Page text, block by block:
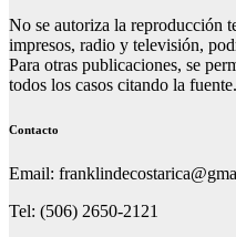
No se autoriza la reproducción
impresos, radio y televisión,
Para otras publicaciones, se
todos los casos citando la fuente.
Contacto
Email:
Tel: (506) 2650-2121